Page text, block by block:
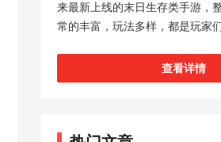
来最新上线的末日生存类手游，
常的丰富，玩法多样，都是玩家
查看详情